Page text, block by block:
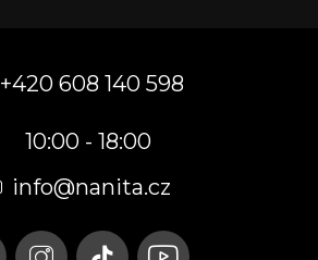
+420 608 140 598
10:00 - 18:00
info@nanita.cz